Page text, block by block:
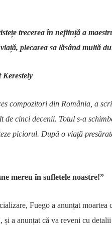
trecerea în neființă a
plecarea sa lăsând multă
compozitori din România, a
de cinci decenii. Totul s-a
piciorul. După o viață
mereu în sufletele noastre!”
Fuego a anunțat
a anunțat că va reveni cu